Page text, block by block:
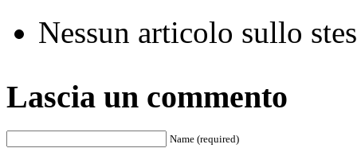
Nessun articolo sullo
Lascia un commento
Name (required)